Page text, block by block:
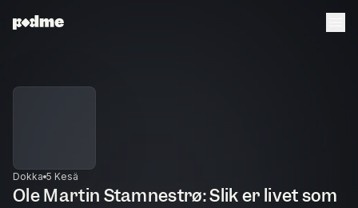
Dokka 5 Kesä
Ole Martin Stamnestrø: Slik er livet som